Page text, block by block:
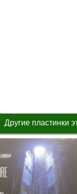
Другие пластинки